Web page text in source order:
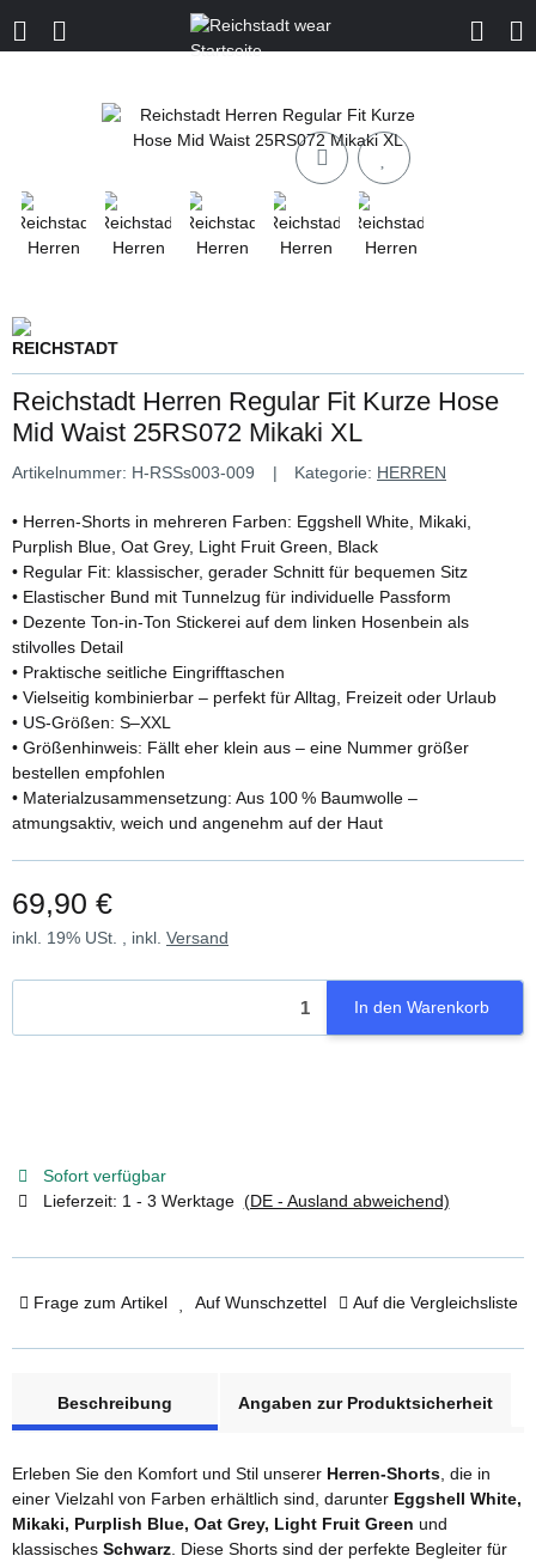
Reichstadt Herren Regular Fit Kurze Hose
Mid Waist 25RS072 Mikaki XL
Artikelnummer: H-RSSs003-009 Kategorie: HERREN
• Herren-Shorts in mehreren Farben: Eggshell White, Mikaki,
Purplish Blue, Oat Grey, Light Fruit Green, Black
• Regular Fit: klassischer, gerader Schnitt für bequemen Sitz
• Elastischer Bund mit Tunnelzug für individuelle Passform
• Dezente Ton-in-Ton Stickerei auf dem linken Hosenbein als
stilvolles Detail
• Praktische seitliche Eingrifftaschen
• Vielseitig kombinierbar – perfekt für Alltag, Freizeit oder Urlaub
• US-Größen: S–XXL
• Größenhinweis: Fällt eher klein aus – eine Nummer größer
bestellen empfohlen
• Materialzusammensetzung: Aus 100 % Baumwolle –
atmungsaktiv, weich und angenehm auf der Haut
69,90 €
inkl. 19% USt. , inkl. Versand
In den Warenkorb
Sofort verfügbar
Lieferzeit: 1 - 3 Werktage (DE - Ausland abweichend)
Frage zum Artikel Auf Wunschzettel Auf die Vergleichsliste
Beschreibung
Angaben zur Produktsicherheit
Erleben Sie den Komfort und Stil unserer Herren-Shorts , die in
einer Vielzahl von Farben erhältlich sind, darunter Eggshell White,
Mikaki, Purplish Blue, Oat Grey, Light Fruit Green und
klassisches Schwarz . Diese Shorts sind der perfekte Begleiter für